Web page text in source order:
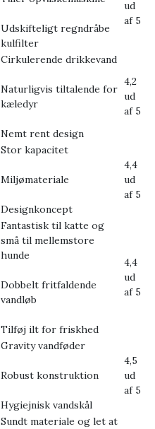
Udskifteligt regndråbe
kulfilter
ud
af 5
Cirkulerende drikkevand
Naturligvis tiltalende for
kæledyr
Nemt rent design
4,2
ud
af 5
Stor kapacitet
Miljømateriale
Designkoncept
4,4
ud
af 5
Fantastisk til katte og
små til mellemstore
hunde
Dobbelt fritfaldende
vandløb
Tilføj ilt for friskhed
4,4
ud
af 5
Gravity vandføder
Robust konstruktion
Hygiejnisk vandskål
4,5
ud
af 5
Sundt materiale og let at